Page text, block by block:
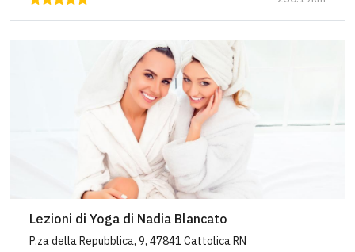
Lezioni di Yoga di Nadia Blancato
P.za della Repubblica, 9, 47841 Cattolica RN